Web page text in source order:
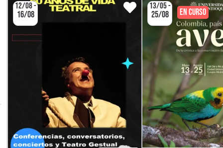
12/08 -
16/08
13/05 -
25/08 EN CURSO